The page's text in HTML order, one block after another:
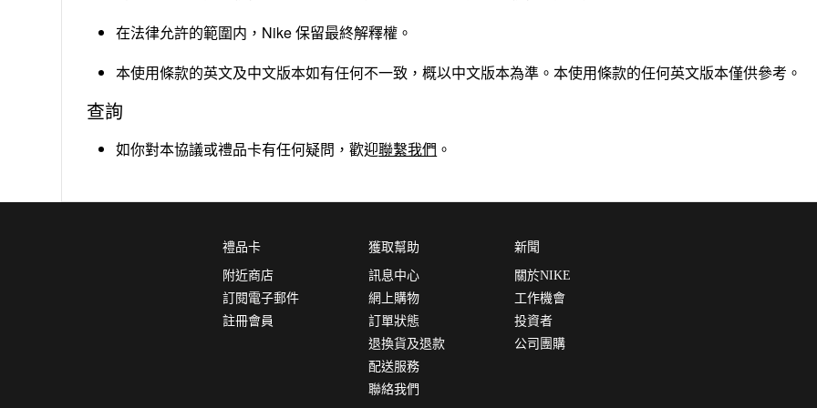
在法律允許的範圍内，Nike 保留最終解釋權。
本使用條款的英文及中文版本如有任何不一致，概以中文版本為準。本使用條款的任何英文版本僅供參考。
查詢
如你對本協議或禮品卡有任何疑問，歡迎聯繫我們 。
禮品卡
附近商店
訂閱電子郵件
註冊會員
獲取幫助
訊息中心
網上購物
訂單狀態
退換貨及退款
配送服務
聯絡我們
新聞
關於NIKE
工作機會
投資者
公司團購